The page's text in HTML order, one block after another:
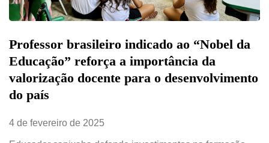
Professor brasileiro indicado ao “Nobel da
Educação” reforça a importância da
valorização docente para o desenvolvimento
do país
4 de fevereiro de 2025